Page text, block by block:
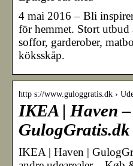
4 mai 2016 – Bli
för hemmet. Stort utbud
soffor, garderober,
köksskåp.
http s://www.guloggratis.dk ›
IKEA | Haven
IKEA | Haven |